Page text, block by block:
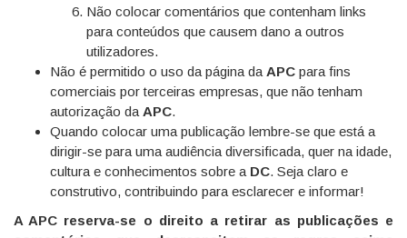
Não colocar comentários que contenham links
para conteúdos que causem dano a outros
utilizadores.
Não é permitido o uso da página da APC para fins
comerciais por terceiras empresas, que não tenham
autorização da APC.
Quando colocar uma publicação lembre-se que está a
dirigir-se para uma audiência diversificada, quer na idade,
cultura e conhecimentos sobre a DC. Seja claro e
construtivo, contribuindo para esclarecer e informar!
A APC reserva-se o direito a retirar as publicações e